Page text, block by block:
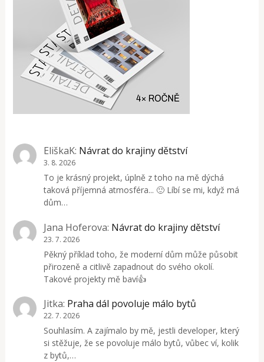
EliškaK: Návrat do krajiny dětství
3. 8. 2026
To je krásný projekt, úplně z toho na mě dýchá
taková příjemná atmosféra... 🙂 Líbí se mi, když má
dům…
Jana Hoferova: Návrat do krajiny dětství
23. 7. 2026
Pěkný příklad toho, že moderní dům může působit
přirozeně a citlivě zapadnout do svého okolí.
Takové projekty mě baví👍
Jitka: Praha dál povoluje málo bytů
22. 7. 2026
Souhlasím. A zajímalo by mě, jestli developer, který
si stěžuje, že se povoluje málo bytů, vůbec ví, kolik
z bytů,…